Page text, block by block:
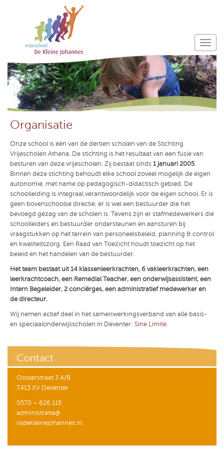
Organisatie
Onze school is één van de dertien scholen van de Stichting
Vrijescholen Athena. De stichting is het resultaat van een fusie van
besturen van deze vrijescholen. Zij bestaat sinds 1 januari 2005
Binnen deze stichting behoudt elke school zoveel mogelijk de eigen
autonomie, met name op pedagogisch-didactisch gebied. De
schoolleiding is integraal verantwoordelijk voor de eigen school. Er is
geen bovenschoolse directie, er is wel een bestuurder die het
bevoegd gezag van de scholen is. Tevens zijn er stafmedewerkers die
schoolleiders en bestuurder ondersteunen en aansturen bij
vraagstukken op het terrein van personeelsbeleid, planning & control
en kwaliteitszorg. Een Raad van Toezicht houdt toezicht op het
beleid en het handelen van de bestuurder.
Het team bestaat uit 14 klassenleerkrachten, 6 vakleerkrachten, een
leerkrachtcoach, een Remedial Teacher, een onderwijsassistent, een
Intern Begeleider, 2 conciërges, een administratief medewerker en
de directeur.
Wij nemen actief deel in het samenwerkingsverband van alle basis-
en speciaalonderwijsscholen in Deventer: Sine Limite
Contact
Oosterstraat 3 A/B
7413 XV Deventer
0570 – 626 115
administratie@
vsdekleinejohannes.nl